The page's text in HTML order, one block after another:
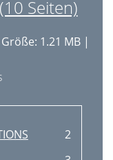
Seiten)
1.21 MB |
2